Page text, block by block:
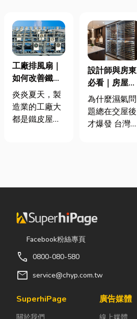
工廠排風扇｜
如何改善鐵皮
屋頂廠房的溫
度
炎炎夏天，製
造業的工廠大
都是鐵皮屋
是最快速心較
以下小編會說
明工廠排風扇
的原理及建議
置。 工廠排風
扇｜改善溫度
設計師與房東
必看｜房屋濕
氣重怎麼辦？
全屋除濕機＋
全熱交換器整
為什麼濕氣問
題總在交屋後
才爆發 台灣氣
同步規劃空氣
不到的地方持
間： 精品包、
藏最怕潮濕，
Facebook粉絲專頁
call 0800-080-580
mail service@chyp.com.tw
SuperhiPage
關於我們
廣告媒體
線上媒體